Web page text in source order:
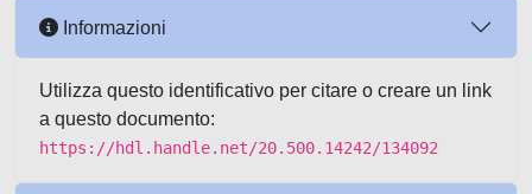
Informazioni
Utilizza questo identificativo per citare o creare un link
a questo documento:
https://hdl.handle.net/20.500.14242/134092